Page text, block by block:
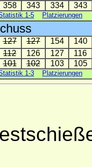
358 343 334 343
1-5 Platzierungen
127 127 154
140
112 126 127
116
101 102 103 105
1-3 Platzierungen